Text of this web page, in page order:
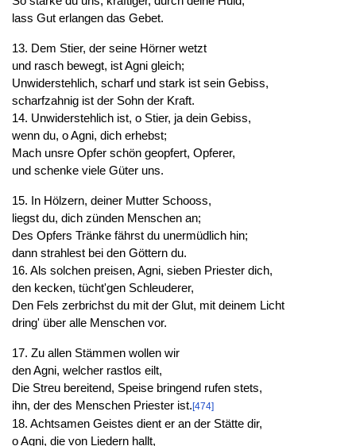
lass Gut erlangen das Gebet.
13. Dem Stier, der seine Hörner wetzt
und rasch bewegt, ist Agni gleich;
Unwiderstehlich, scharf und stark ist sein Gebiss,
scharfzahnig ist der Sohn der Kraft.
14. Unwiderstehlich ist, o Stier, ja dein Gebiss,
wenn du, o Agni, dich erhebst;
Mach unsre Opfer schön geopfert, Opferer,
und schenke viele Güter uns.
15. In Hölzern, deiner Mutter Schooss,
liegst du, dich zünden Menschen an;
Des Opfers Tränke fährst du unermüdlich hin;
dann strahlest bei den Göttern du.
16. Als solchen preisen, Agni, sieben Priester dich,
den kecken, tücht'gen Schleuderer,
Den Fels zerbrichst du mit der Glut, mit deinem Licht
dring' über alle Menschen vor.
17. Zu allen Stämmen wollen wir
den Agni, welcher rastlos eilt,
Die Streu bereitend, Speise bringend rufen stets,
ihn, der des Menschen Priester ist. [474]
18. Achtsamen Geistes dient er an der Stätte dir,
o Agni, die von Liedern hallt,